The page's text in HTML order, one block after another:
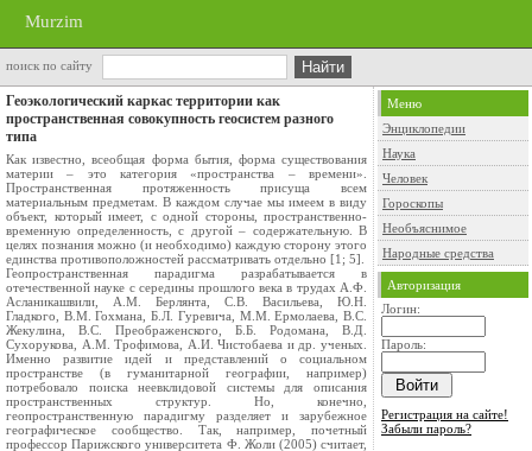
Murzim
поиск по сайту
Геоэкологический каркас территории как
пространственная совокупность геосистем разного
типа
Как известно, всеобщая форма бытия, форма существования
материи – это категория «пространства – времени».
Пространственная протяженность присуща всем
материальным предметам. В каждом случае мы имеем в виду
объект, который имеет, с одной стороны, пространственно-
временную определенность, с другой – содержательную. В
целях познания можно (и необходимо) каждую сторону этого
единства противоположностей рассматривать отдельно [1; 5].
Геопространственная парадигма разрабатывается в
отечественной науке с середины прошлого века в трудах А.Ф.
Асланикашвили, А.М. Берлянта, С.В. Васильева, Ю.Н.
Гладкого, В.М. Гохмана, Б.Л. Гуревича, М.М. Ермолаева, В.С.
Жекулина, В.С. Преображенского, Б.Б. Родомана, В.Д.
Сухорукова, А.М. Трофимова, А.И. Чистобаева и др. ученых.
Именно развитие идей и представлений о социальном
пространстве (в гуманитарной географии, например)
потребовало поиска неевклидовой системы для описания
пространственных структур. Но, конечно,
геопространственную парадигму разделяет и зарубежное
географическое сообщество. Так, например, почетный
профессор Парижского университета Ф. Жоли (2005) считает,
Меню
Энциклопедии
Наука
Человек
Гороскопы
Необъяснимое
Народные средства
Авторизация
Логин:
Пароль:
Регистрация на сайте!
Забыли пароль?